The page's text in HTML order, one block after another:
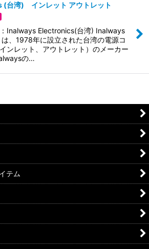
絞り込む
(台湾) インレット アウトレット
：Inalways Electronics(台湾) Inalways
、1978年に設立された台湾の電源コ
ンレット、アウトレット）のメーカー
の…
テム